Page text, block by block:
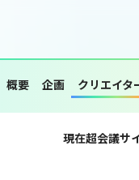
概要 企画 クリエイタ
現在超会議サ